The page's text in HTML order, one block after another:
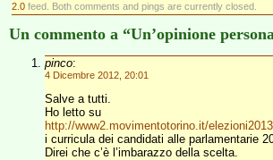
2.0 feed. Both comments and pings are currently closed.
Un commento a “Un’opinione
pinco:
4 Dicembre 2012, 20:01
Salve a tutti.
Ho letto su
http://www2.movimentotorino.it/
i curricula dei candidati alle parlamentarie
Direi che c’è l’imbarazzo della scelta.